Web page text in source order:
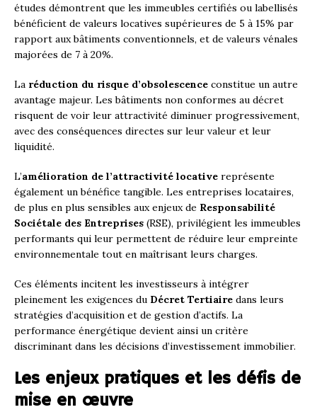
études démontrent que les immeubles certifiés ou labellisés
bénéficient de valeurs locatives supérieures de 5 à 15% par
rapport aux bâtiments conventionnels, et de valeurs vénales
majorées de 7 à 20%.
La réduction du risque d’obsolescence constitue un autre
avantage majeur. Les bâtiments non conformes au décret
risquent de voir leur attractivité diminuer progressivement,
avec des conséquences directes sur leur valeur et leur
liquidité.
L’amélioration de l’attractivité locative représente
également un bénéfice tangible. Les entreprises locataires,
de plus en plus sensibles aux enjeux de Responsabilité
Sociétale des Entreprises (RSE), privilégient les immeubles
performants qui leur permettent de réduire leur empreinte
environnementale tout en maîtrisant leurs charges.
Ces éléments incitent les investisseurs à intégrer
pleinement les exigences du Décret Tertiaire dans leurs
stratégies d’acquisition et de gestion d’actifs. La
performance énergétique devient ainsi un critère
discriminant dans les décisions d’investissement immobilier.
Les enjeux pratiques et les défis de
mise en œuvre